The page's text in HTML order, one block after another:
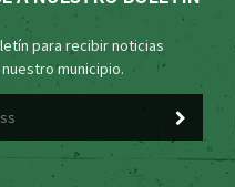
para recibir noticias
municipio.